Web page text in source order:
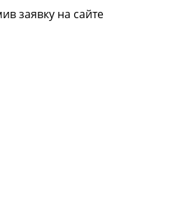
заявку на сайте